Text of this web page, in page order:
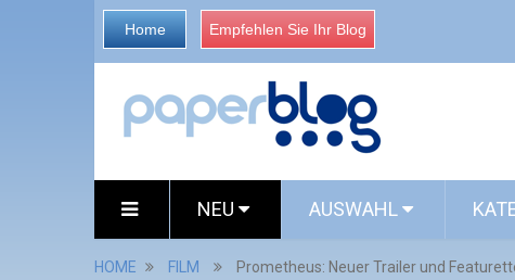
Home Empfehlen Sie Ihr Blog
NEU AUSWAHL
HOME FILM Prometheus: Neuer Trailer und